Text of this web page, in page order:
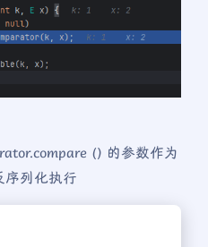
() 的参数作为
序列化执行